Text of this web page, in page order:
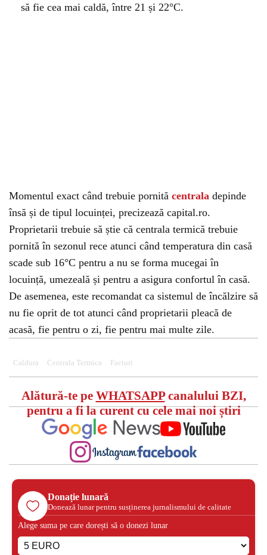
să fie cea mai caldă, între 21 și 22°C.
Momentul exact când trebuie pornită centrala depinde
însă și de tipul locuinței, precizează capital.ro.
Proprietarii trebuie să știe că centrala termică trebuie
pornită în sezonul rece atunci când temperatura din casă
scade sub 16°C pentru a nu se forma mucegai în
locuință, umezeală și pentru a asigura confortul în casă.
De asemenea, este recomandat ca sistemul de încălzire să
nu fie oprit de tot atunci când proprietarii pleacă de
acasă, fie pentru o zi, fie pentru mai multe zile.
Caldura Centrala Termica Facturi
Alătură-te pe WHATSAPPcanalului BZI,
pentru a fi la curent cu cele mai noi știri
Donație lunară
Donează lunar pentru susținerea jurnalismului de calitate
Alege suma pe care dorești să o donezi lunar